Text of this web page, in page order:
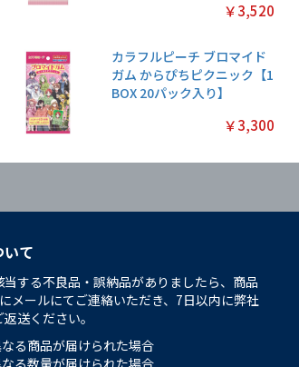
￥3,520
カラフルピーチ ブロマイド
ガム からぴちピクニック【1
BOX 20パック入り】
￥3,300
て
する不良品・誤納品がありましたら、商品
メールにてご連絡いただき、7日以内に弊社
送ください。
る商品が届けられた場合